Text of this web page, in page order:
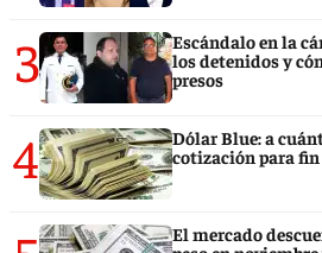
3
Escándalo en la
los detenidos y
presos
4
Dólar Blue: a
cotización para fin
El mercado